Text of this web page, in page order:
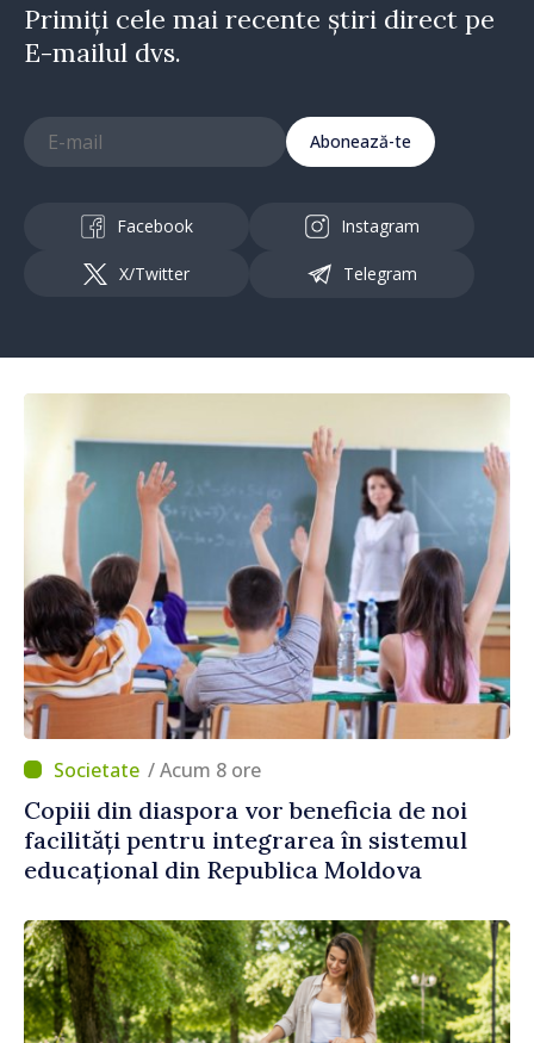
Primiți cele mai recente știri direct pe
E-mailul dvs.
Abonează-te
Facebook Instagram
X/Twitter Telegram
/ Acum 8 ore
Copiii din diaspora vor beneficia de noi
facilități pentru integrarea în sistemul
educațional din Republica Moldova